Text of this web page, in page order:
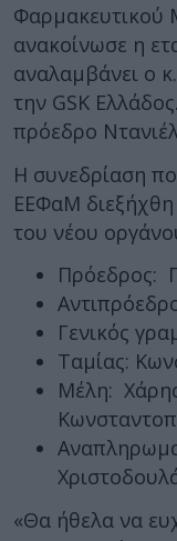
ανακοίνωσε η
αναλαμβάνει ο
την GSK
πρόεδρο
Η συνεδρίαση
ΕΕΦαΜ
του νέου
Πρόεδρος:
Γενικός
Ταμίας:
Μέλη:
«Θα ήθελα να